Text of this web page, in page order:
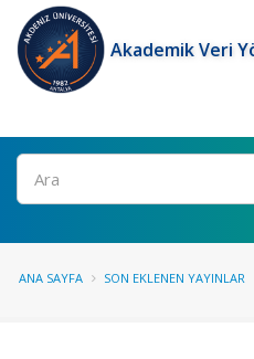
Akademik Veri
Ara
ANA SAYFA SON EKLENEN YAYINLAR